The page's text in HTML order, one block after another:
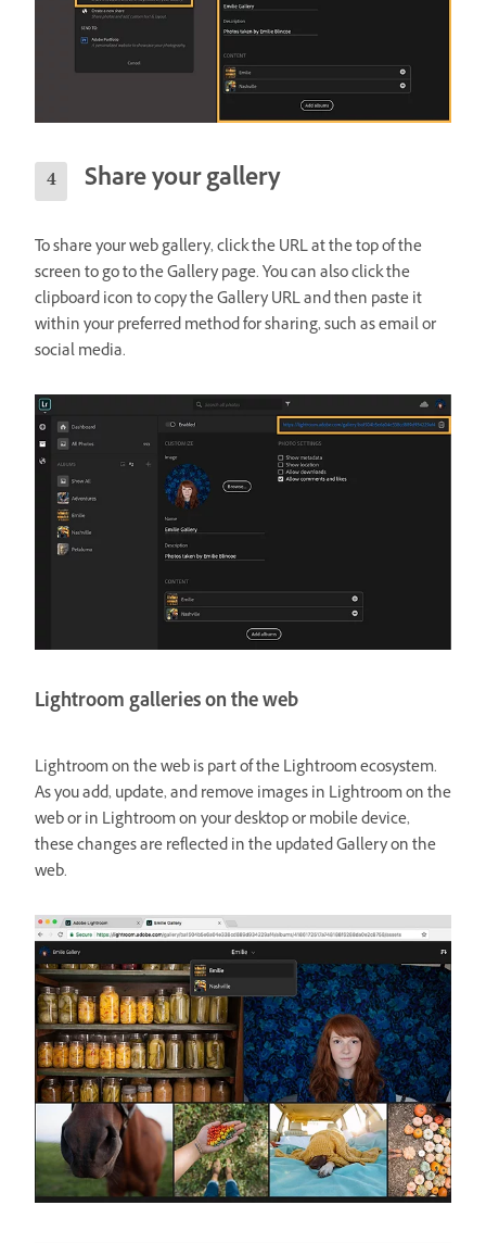
Share your gallery
To share your web gallery, click the URL at the top of the
screen to go to the Gallery page. You can also click the
clipboard icon to copy the Gallery URL and then paste it
within your preferred method for sharing, such as email or
social media.
Lightroom galleries on the web
Lightroom on the web is part of the Lightroom ecosystem.
As you add, update, and remove images in Lightroom on the
web or in Lightroom on your desktop or mobile device,
these changes are reflected in the updated Gallery on the
web.